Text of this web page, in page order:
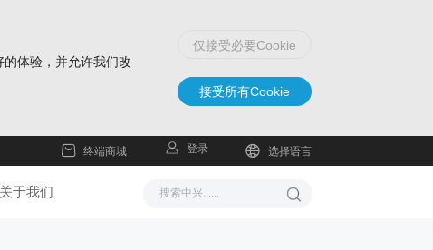
体验，并允许我们改
仅接受必要Cookie
接受所有Cookie
终端商城 登录 选择语言
关于我们